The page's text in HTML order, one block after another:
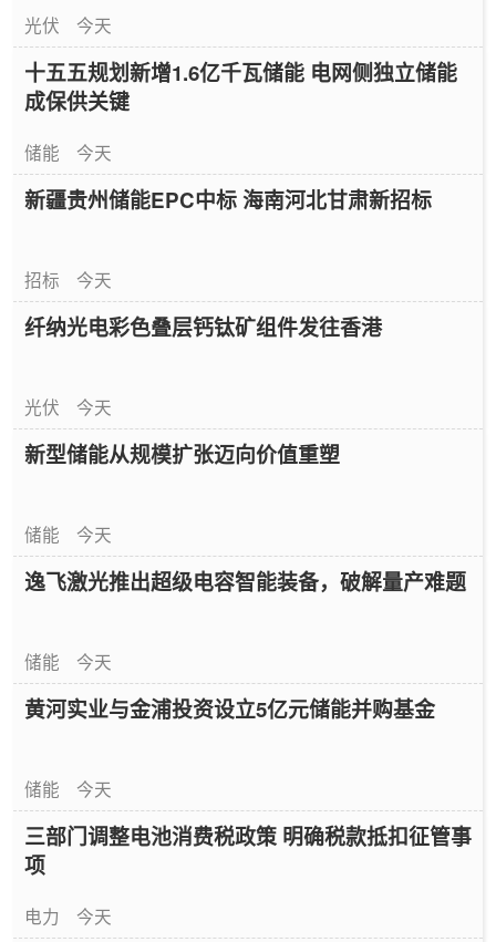
光伏 今天
十五五规划新增1.6亿千瓦储能 电网侧独立储能
成保供关键
储能 今天
新疆贵州储能EPC中标 海南河北甘肃新招标
招标 今天
纤纳光电彩色叠层钙钛矿组件发往香港
光伏 今天
新型储能从规模扩张迈向价值重塑
储能 今天
逸飞激光推出超级电容智能装备，破解量产难题
储能 今天
黄河实业与金浦投资设立5亿元储能并购基金
储能 今天
三部门调整电池消费税政策 明确税款抵扣征管事
项
电力 今天